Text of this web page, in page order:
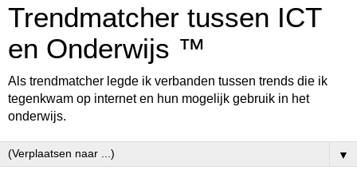
Trendmatcher tussen ICT
en Onderwijs ™
Als trendmatcher legde ik verbanden tussen trends die ik
tegenkwam op internet en hun mogelijk gebruik in het
onderwijs.
▼